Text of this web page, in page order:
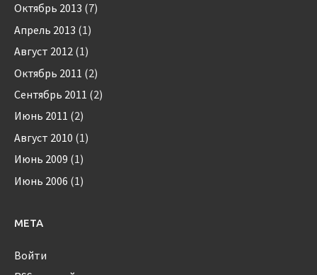
Октябрь 2013 (7)
Апрель 2013 (1)
Август 2012 (1)
Октябрь 2011 (2)
Сентябрь 2011 (2)
Июнь 2011 (2)
Август 2010 (1)
Июнь 2009 (1)
Июнь 2006 (1)
МЕТА
Войти